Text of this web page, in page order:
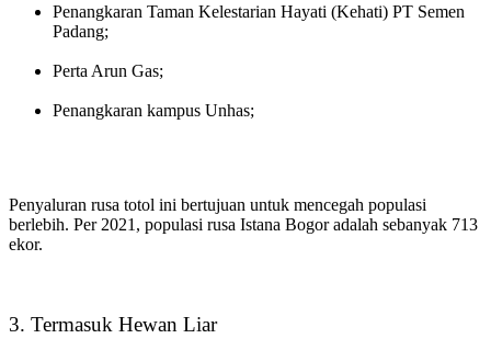
Penangkaran Taman Kelestarian Hayati (Kehati) PT Semen
Padang;
Perta Arun Gas;
Penangkaran kampus Unhas;
Penyaluran rusa totol ini bertujuan untuk mencegah populasi
berlebih. Per 2021, populasi rusa Istana Bogor adalah sebanyak 713
ekor.
3. Termasuk Hewan Liar